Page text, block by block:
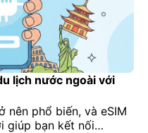
lịch nước ngoài với
nên phổ biến, và eSIM
giúp bạn kết nối